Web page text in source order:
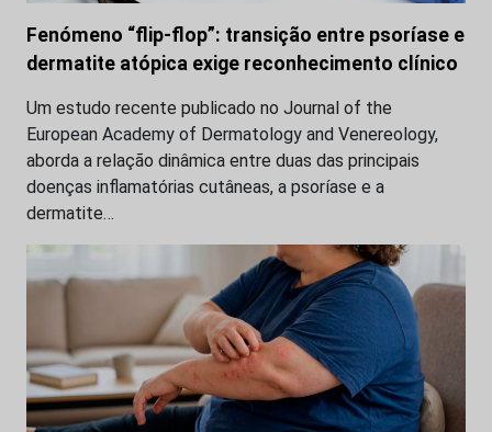
Fenómeno “flip-flop”: transição entre psoríase e
dermatite atópica exige reconhecimento clínico
Um estudo recente publicado no Journal of the
European Academy of Dermatology and Venereology,
aborda a relação dinâmica entre duas das principais
doenças inflamatórias cutâneas, a psoríase e a
dermatite…